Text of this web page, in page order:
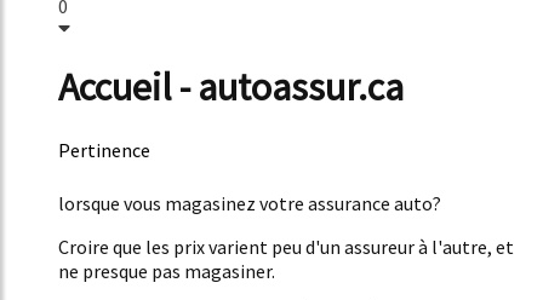
0
Accueil - autoassur.ca
Pertinence
lorsque vous magasinez votre assurance auto?
Croire que les prix varient peu d'un assureur à l'autre, et
ne presque pas magasiner.